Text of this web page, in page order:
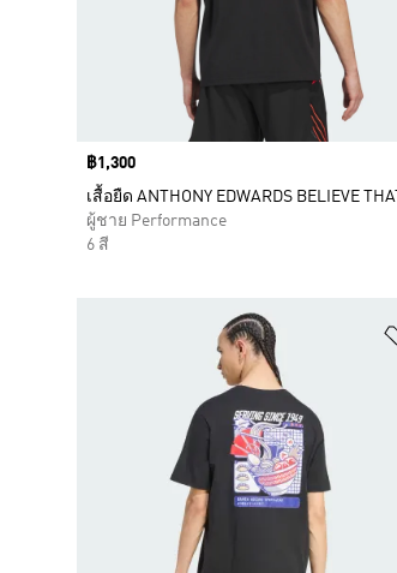
Price
฿1,300
เสื้อยืด ANTHONY EDWARDS BELIEVE THAT
ผู้ชาย Performance
6 สี